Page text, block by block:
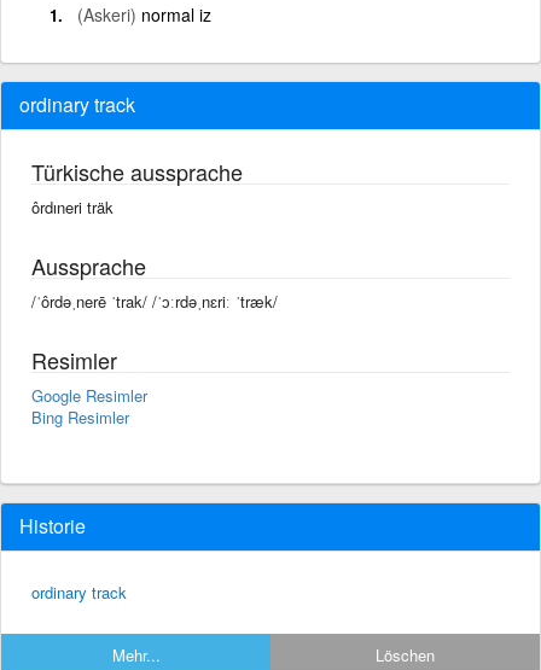
(Askeri) normal iz
ordinary track
Türkische aussprache
ôrdıneri träk
Aussprache
/ˈôrdəˌnerē ˈtrak/ /ˈɔːrdəˌnɛriː ˈtræk/
Resimler
Google Resimler
Bing Resimler
Historie
ordinary track
Mehr... Löschen